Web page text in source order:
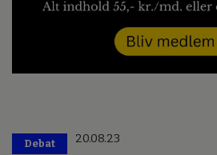
Debat 20.08.23